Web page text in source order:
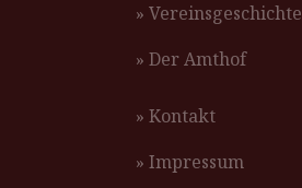
» Vereinsgeschichte
» Der Amthof
» Kontakt
» Impressum